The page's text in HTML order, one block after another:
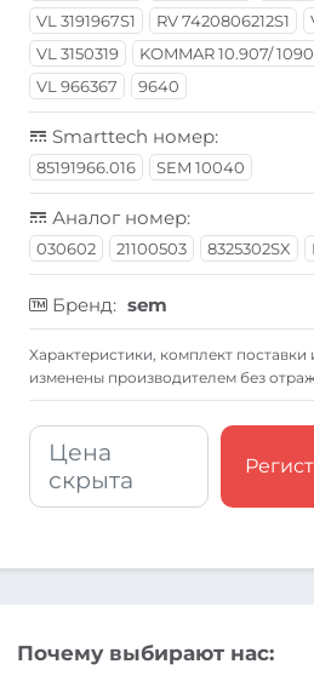
VL 3191967S1
RV 7420806212S1
VL 3150319
KOMMAR 10.907/
VL 966367
9640
Smarttech номер:
85191966.016 SEM 10040
Аналог номер:
030602 21100503 8325302SX
Бренд: sem
Xарактеристики, комплект
изменены производителем без
Цена
скрыта
Почему выбирают нас: